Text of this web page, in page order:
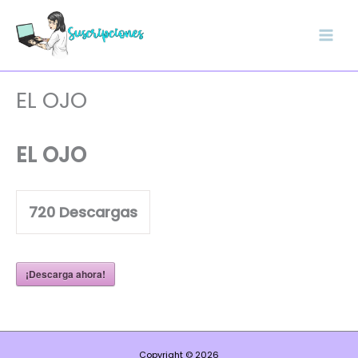
contenido
EL OJO
EL OJO
720 Descargas
¡Descarga ahora!
Copyright © 2026